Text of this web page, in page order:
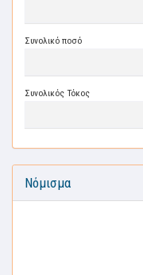
Συνολικό ποσό
Συνολικός Τόκος
Νόμισμα